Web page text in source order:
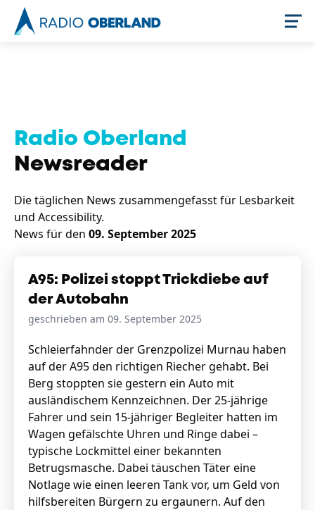
Newsreader
Stellenangebote
Unternehmen
Das geheime Geräusch
Wandern
Fotobox
Amphibienschutz
Team
Programm
Service
Handwerker
Radio Oberland
Newsreader
Die täglichen News zusammengefasst für Lesbarkeit
und Accessibility.
News für den 09. September 2025
A95: Polizei stoppt Trickdiebe auf
der Autobahn
geschrieben am 09. September 2025
Schleierfahnder der Grenzpolizei Murnau haben
auf der A95 den richtigen Riecher gehabt. Bei
Berg stoppten sie gestern ein Auto mit
ausländischem Kennzeichnen. Der 25-jährige
Fahrer und sein 15-jähriger Begleiter hatten im
Wagen gefälschte Uhren und Ringe dabei –
typische Lockmittel einer bekannten
Betrugsmasche. Dabei täuschen Täter eine
Notlage wie einen leeren Tank vor, um Geld von
hilfsbereiten Bürgern zu ergaunern. Auf den